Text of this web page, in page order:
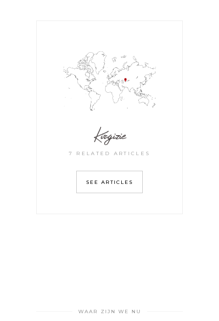
Kirgizie
7 RELATED ARTICLES
SEE ARTICLES
WAAR ZIJN WE NU